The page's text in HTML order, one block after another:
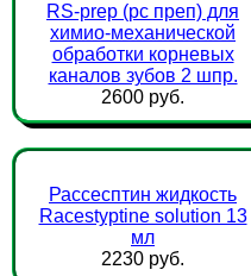
RS-prep (рс преп) для
химио-механической
обработки корневых
каналов зубов 2 шпр.
2600 руб.
Рассесптин жидкость
Racestyptine solution 13
мл
2230 руб.